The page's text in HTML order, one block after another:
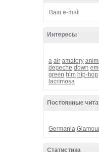
Интересы
a air amatory
depeche down
green him hip-hop
lacrimosa
Постоянные
Germania
Статистика